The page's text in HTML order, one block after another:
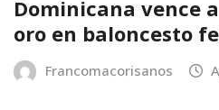
Dominicana vence
oro en baloncesto
Francomacorisanos